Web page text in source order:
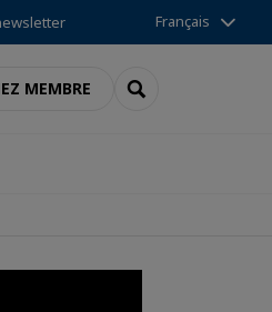
Français
MEMBRE RECHERCHER